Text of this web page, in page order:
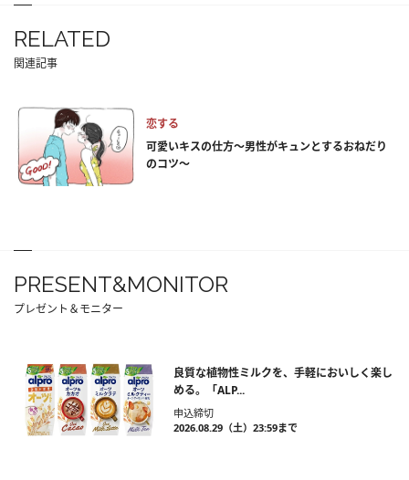
RELATED
関連記事
恋する
可愛いキスの仕方～男性がキュンとするおねだり
のコツ～
PRESENT&MONITOR
プレゼント＆モニター
良質な植物性ミルクを、手軽においしく楽し
める。「ALP...
申込締切
2026.08.29（土）23:59まで